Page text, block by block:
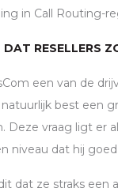
in Call Routing-
RESELLERS
een van de
natuurlijk best
Deze vraag ligt er
niveau dat hij
dat ze straks een